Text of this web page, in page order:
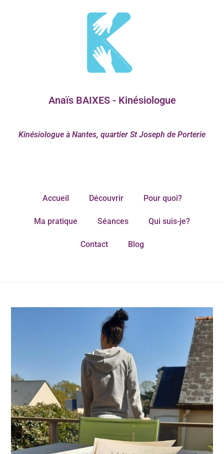
Anaïs BAIXES - Kinésiologue
Kinésiologue à Nantes, quartier St Joseph de Porterie
Accueil Découvrir Pour quoi?
Ma pratique Séances Qui suis-je?
Contact Blog